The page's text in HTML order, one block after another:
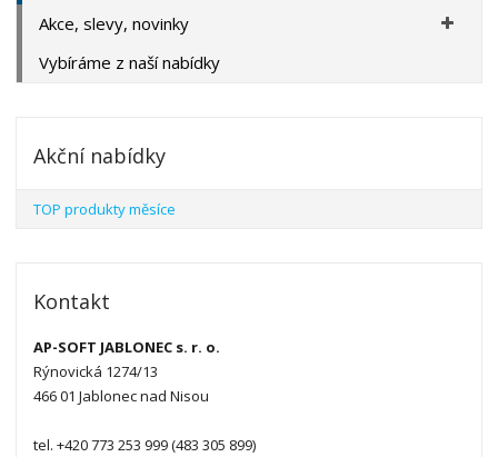
Akce, slevy, novinky
Vybíráme z naší nabídky
Akční nabídky
TOP produkty měsíce
Kontakt
AP-SOFT JABLONEC s. r. o.
Rýnovická 1274/13
466 01 Jablonec nad Nisou
tel. +420 773 253 999 (483 305 899)